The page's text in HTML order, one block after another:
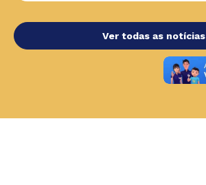
Ver todas as notícias